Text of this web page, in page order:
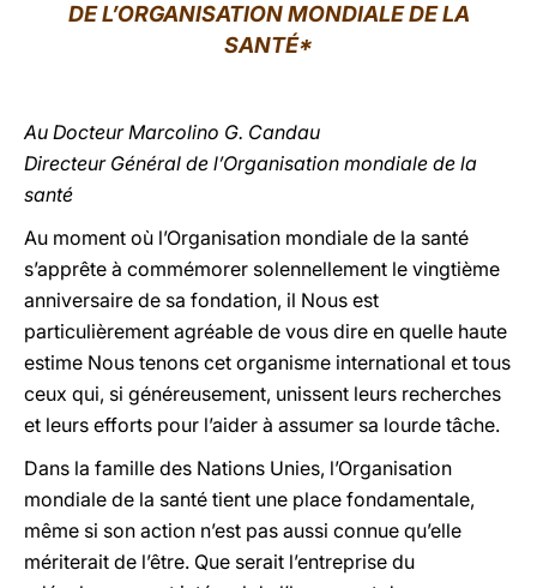
DE L’ORGANISATION MONDIALE DE LA
SANTÉ*
Au Docteur Marcolino G. Candau
Directeur Général de l’Organisation mondiale de la
santé
Au moment où l’Organisation mondiale de la santé
s’apprête à commémorer solennellement le vingtième
anniversaire de sa fondation, il Nous est
particulièrement agréable de vous dire en quelle haute
estime Nous tenons cet organisme international et tous
ceux qui, si généreusement, unissent leurs recherches
et leurs efforts pour l’aider à assumer sa lourde tâche.
Dans la famille des Nations Unies, l’Organisation
mondiale de la santé tient une place fondamentale,
même si son action n’est pas aussi connue qu’elle
mériterait de l’être. Que serait l’entreprise du